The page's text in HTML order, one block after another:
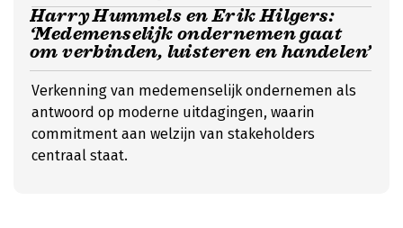
Harry Hummels en Erik Hilgers:
‘Medemenselijk ondernemen gaat
om verbinden, luisteren en handelen’
Verkenning van medemenselijk ondernemen als
antwoord op moderne uitdagingen, waarin
commitment aan welzijn van stakeholders
centraal staat.